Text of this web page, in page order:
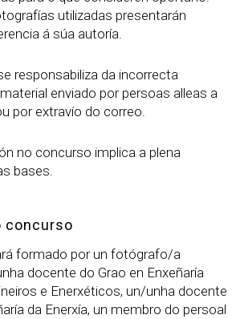
utilizadas presentarán
á súa autoría.
responsabiliza da incorrecta
enviado por persoas alleas a
por extravío do correo.
no concurso implica a plena
bases.
concurso
formado por un fotógrafo/a
docente do Grao en Enxeñaría
e Enerxéticos, un/unha docente
da Enerxía, un membro do persoal